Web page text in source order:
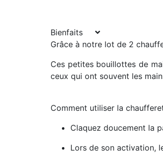
Bienfaits
Grâce à notre lot de 2
Ces petites bouillottes de
ceux qui ont souvent les
Comment utiliser la
Claquez doucement la
Lors de son activation,